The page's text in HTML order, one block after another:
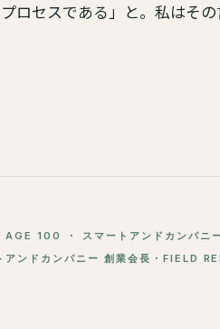
ロセスである」と。私はその
AGE 100 ・ スマートアンドカンパニ
アンドカンパニー 創業会長・FIELD